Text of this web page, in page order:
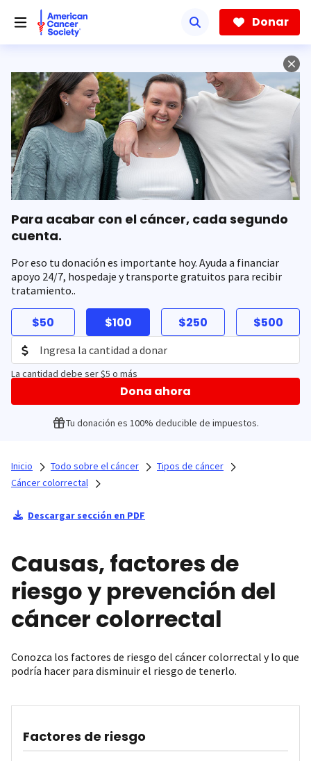
hacia
contenido
Donar
Para acabar con el cáncer, cada segundo
cuenta.
Por eso tu donación es importante hoy. Ayuda a financiar
apoyo 24/7, hospedaje y transporte gratuitos para recibir
tratamiento..
$50 $100 $250 $500
La cantidad debe ser $5 o más
Dona ahora
Tu donación es 100% deducible de impuestos.
Inicio Todo sobre el cáncer
Tipos de cáncer
Cáncer colorrectal
Descargar sección en PDF
Causas, factores de
riesgo y prevención del
cáncer colorrectal
Conozca los factores de riesgo del cáncer colorrectal y lo que
podría hacer para disminuir el riesgo de tenerlo.
Factores de riesgo